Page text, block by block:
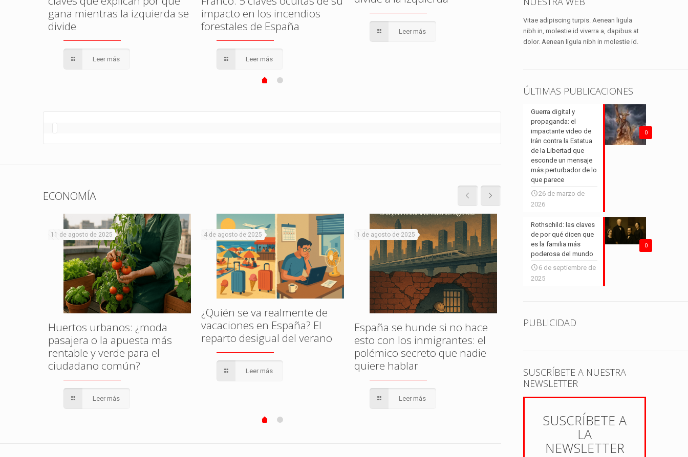
gana mientras la izquierda se
divide
Leer más
impacto en los incendios
forestales de España
Leer más
Leer más
cambiarlo todo
ECONOMÍA
11 de agosto de 2025
Huertos urbanos: ¿moda
pasajera o la apuesta más
rentable y verde para el
ciudadano común?
Leer más
4 de agosto de 2025
¿Quién se va realmente de
vacaciones en España? El
reparto desigual del verano
Leer más
1 de agosto de 2025
España se hunde si no hace
esto con los inmigrantes: el
polémico secreto que nadie
quiere hablar
Leer más
28 de julio de 2025
Vitae adipiscing turpis. Aenean ligula
nibh in, molestie id viverra a, dapibus at
dolor. Aenean ligula nibh in molestie id.
ÚLTIMAS PUBLICACIONES
0
Guerra digital y
propaganda: el
impactante video de
Irán contra la Estatua
de la Libertad que
esconde un mensaje
más perturbador de lo
que parece
26 de marzo de
2026
0
Rothschild: las claves
de por qué dicen que
es la familia más
poderosa del mundo
6 de septiembre de
2025
PUBLICIDAD
SUSCRÍBETE A NUESTRA
NEWSLETTER
SUSCRÍBETE A
LA
NEWSLETTER